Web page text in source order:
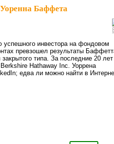
Баффета
успешного инвестора на фондовом
превзошел результаты
типа. За последние 20 лет
Hathaway Inc. Уоррена
едва ли можно найти в